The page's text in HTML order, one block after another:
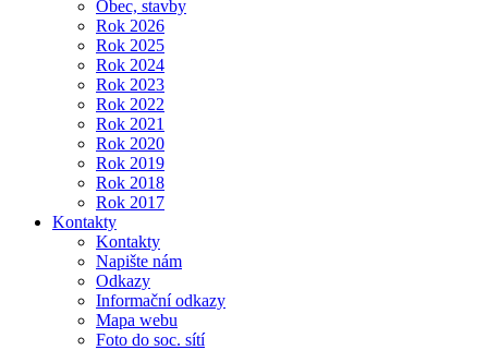
Obec, stavby
Rok 2026
Rok 2025
Rok 2024
Rok 2023
Rok 2022
Rok 2021
Rok 2020
Rok 2019
Rok 2018
Rok 2017
Kontakty
Kontakty
Napište nám
Odkazy
Informační odkazy
Mapa webu
Foto do soc. sítí